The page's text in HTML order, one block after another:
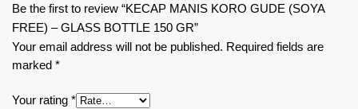
Be the first to review “KECAP MANIS KORO GUDE (SOYA
FREE) – GLASS BOTTLE 150 GR”
Your email address will not be published. Required fields are
marked *
Your rating *